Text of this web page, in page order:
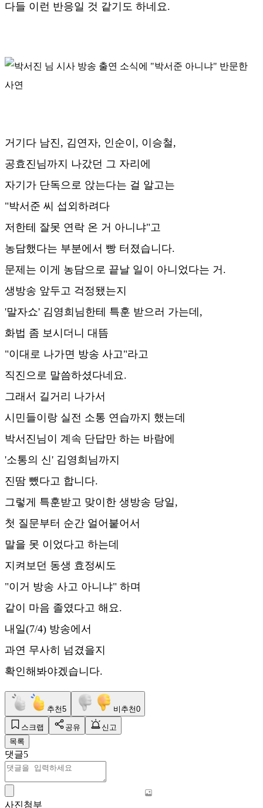
다들 이런 반응일 것 같기도 하네요.
거기다 남진, 김연자, 인순이, 이승철,
공효진님까지 나갔던 그 자리에
자기가 단독으로 앉는다는 걸 알고는
"박서준 씨 섭외하려다
저한테 잘못 연락 온 거 아니냐"고
농담했다는 부분에서 빵 터졌습니다.
문제는 이게 농담으로 끝날 일이 아니었다는 거.
생방송 앞두고 걱정됐는지
'말자쇼' 김영희님한테 특훈 받으러 가는데,
화법 좀 보시더니 대뜸
"이대로 나가면 방송 사고"라고
직진으로 말씀하셨다네요.
그래서 길거리 나가서
시민들이랑 실전 소통 연습까지 했는데
박서진님이 계속 단답만 하는 바람에
'소통의 신' 김영희님까지
진땀 뺐다고 합니다.
그렇게 특훈받고 맞이한 생방송 당일,
첫 질문부터 순간 얼어붙어서
말을 못 이었다고 하는데
지켜보던 동생 효정씨도
"이거 방송 사고 아니냐" 하며
같이 마음 졸였다고 해요.
내일(7/4) 방송에서
과연 무사히 넘겼을지
확인해봐야겠습니다.
추천5 비추천0
스크랩 공유
신고
목록
댓글5
사진첨부